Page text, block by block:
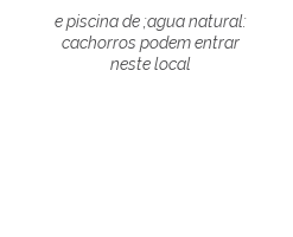
e piscina de ;agua natural:
cachorros podem entrar
neste local